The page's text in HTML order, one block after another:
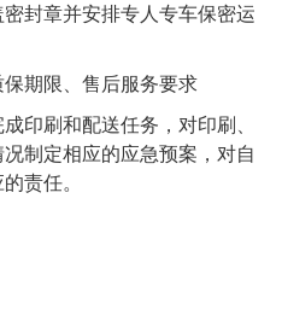
密封章并安排专人专车保密运
期限、售后服务要求
印刷和配送任务，对印刷、
制定相应的应急预案，对自
责任。